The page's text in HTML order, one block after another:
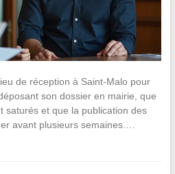
de réception à Saint-Malo pour
son dossier en mairie, que
saturés et que la publication des
avant plusieurs semaines.…